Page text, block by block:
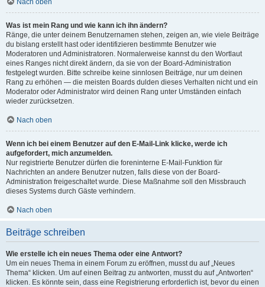
Nach oben
Was ist mein Rang und wie kann ich ihn ändern?
Ränge, die unter deinem Benutzernamen stehen, zeigen an, wie viele Beiträge
du bislang erstellt hast oder identifizieren bestimmte Benutzer wie
Moderatoren und Administratoren. Normalerweise kannst du den Wortlaut
eines Ranges nicht direkt ändern, da sie von der Board-Administration
festgelegt wurden. Bitte schreibe keine sinnlosen Beiträge, nur um deinen
Rang zu erhöhen — die meisten Boards dulden dieses Verhalten nicht und ein
Moderator oder Administrator wird deinen Rang unter Umständen einfach
wieder zurücksetzen.
Nach oben
Wenn ich bei einem Benutzer auf den E-Mail-Link klicke, werde ich
aufgefordert, mich anzumelden.
Nur registrierte Benutzer dürfen die foreninterne E-Mail-Funktion für
Nachrichten an andere Benutzer nutzen, falls diese von der Board-
Administration freigeschaltet wurde. Diese Maßnahme soll den Missbrauch
dieses Systems durch Gäste verhindern.
Nach oben
Beiträge schreiben
Wie erstelle ich ein neues Thema oder eine Antwort?
Um ein neues Thema in einem Forum zu eröffnen, musst du auf „Neues
Thema“ klicken. Um auf einen Beitrag zu antworten, musst du auf „Antworten“
klicken. Es könnte sein, dass eine Registrierung erforderlich ist, bevor du einen